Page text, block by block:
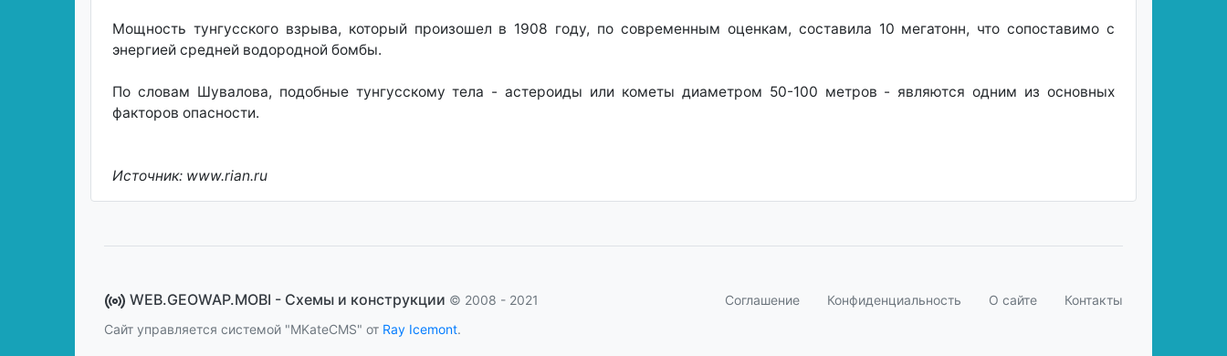
Мощность тунгусского взрыва, который произошел в 1908 году, по современным оценкам, составила 10 мегатонн, что сопоставимо с
энергией средней водородной бомбы.
По словам Шувалова, подобные тунгусскому тела - астероиды или кометы диаметром 50-100 метров - являются одним из основных
факторов опасности.
Источник: www.rian.ru
WEB.GEOWAP.MOBI - Cхемы и конструкции © 2008 - 2021
Сайт управляется системой "MKateCMS" от Ray Icemont.
Соглашение Конфиденциальность О сайте Контакты